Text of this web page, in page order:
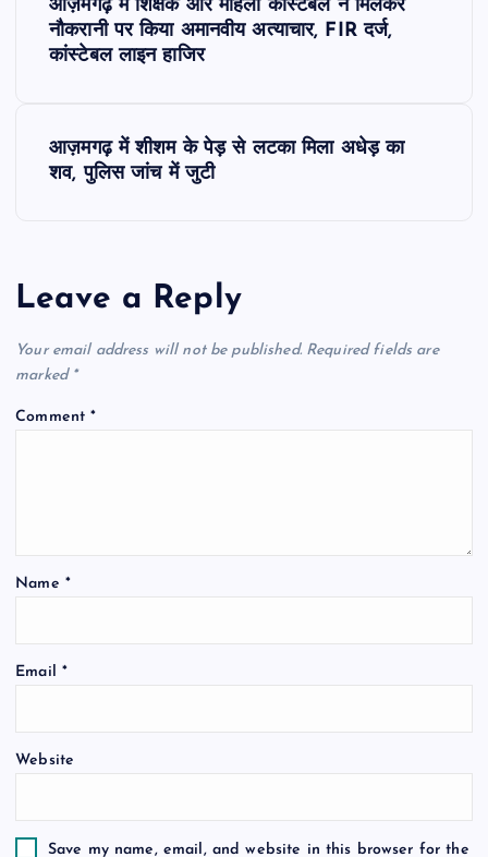
v
i
g
i
n
आज़मगढ़ में शिक्षक और महिला कांस्टेबल ने मिलकर
नौकरानी पर किया अमानवीय अत्याचार, FIR दर्ज,
कांस्टेबल लाइन हाजिर
आज़मगढ़ में शीशम के पेड़ से लटका मिला अधेड़ का
शव, पुलिस जांच में जुटी
Leave a Reply
Your email address will not be published. Required fields are
marked *
Comment*
Name *
Email *
Website
Save my name, email, and website in this browser for the